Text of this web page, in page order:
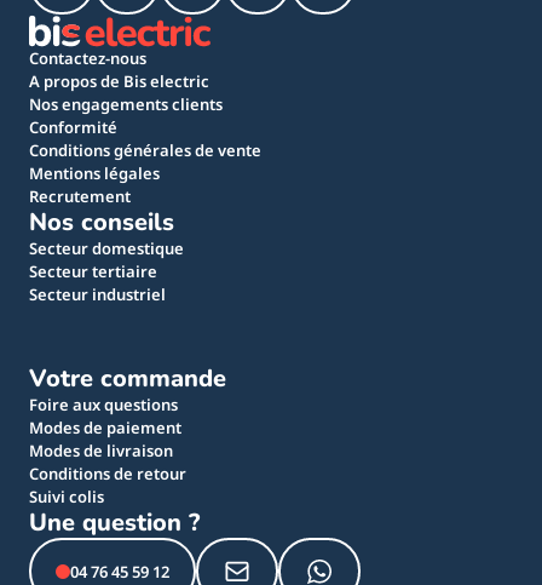
Contactez-nous
A propos de Bis electric
Nos engagements clients
Conformité
Conditions générales de vente
Mentions légales
Recrutement
Nos conseils
Secteur domestique
Secteur tertiaire
Secteur industriel
Votre commande
Foire aux questions
Modes de paiement
Modes de livraison
Conditions de retour
Suivi colis
Une question ?
04 76 45 59 12